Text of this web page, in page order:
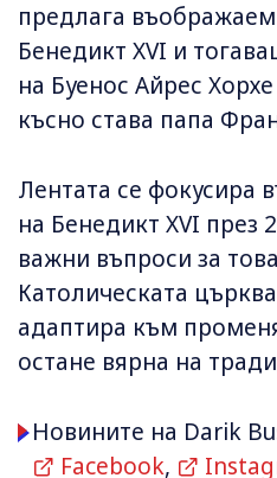
предлага
Бенедикт XVI и
на Буенос Айрес
късно става папа
Лентата се фокусира
на Бенедикт XVI през
важни въпроси за
Католическата
адаптира към
остане вярна на
Новините на Darik
Facebook,